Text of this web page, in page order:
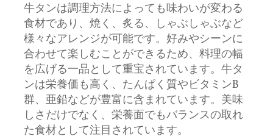
牛タンは調理方法によっても味わいが変わる
食材であり、焼く、炙る、しゃぶしゃぶなど
様々なアレンジが可能です。好みやシーンに
合わせて楽しむことができるため、料理の幅
を広げる一品として重宝されています。牛タ
ンは栄養価も高く、たんぱく質やビタミンB
群、亜鉛などが豊富に含まれています。美味
しさだけでなく、栄養面でもバランスの取れ
た食材として注目されています。